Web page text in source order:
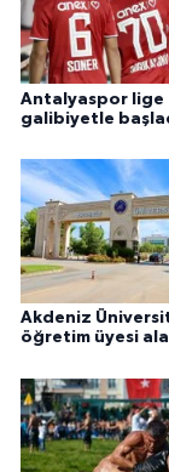
Antalyaspor lige
galibiyetle
Akdeniz
öğretim üyesi